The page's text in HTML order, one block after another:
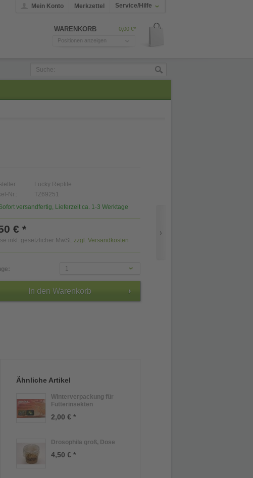
Mein Konto Merkzettel Service/Hilfe
WARENKORB
0,00 €*
Positionen anzeigen
Lucky Reptile
Nr.:
TZ69251
versandfertig, Lieferzeit ca. 1-3 Werktage
€ *
inkl. gesetzlicher MwSt. zzgl. Versandkosten
1
Ähnliche Artikel
Winterverpackung für
Futterinsekten
2,00 € *
Drosophila groß, Dose
4,50 € *